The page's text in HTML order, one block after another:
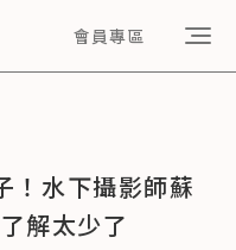
會員專區
！水下攝影師蘇
解太少了